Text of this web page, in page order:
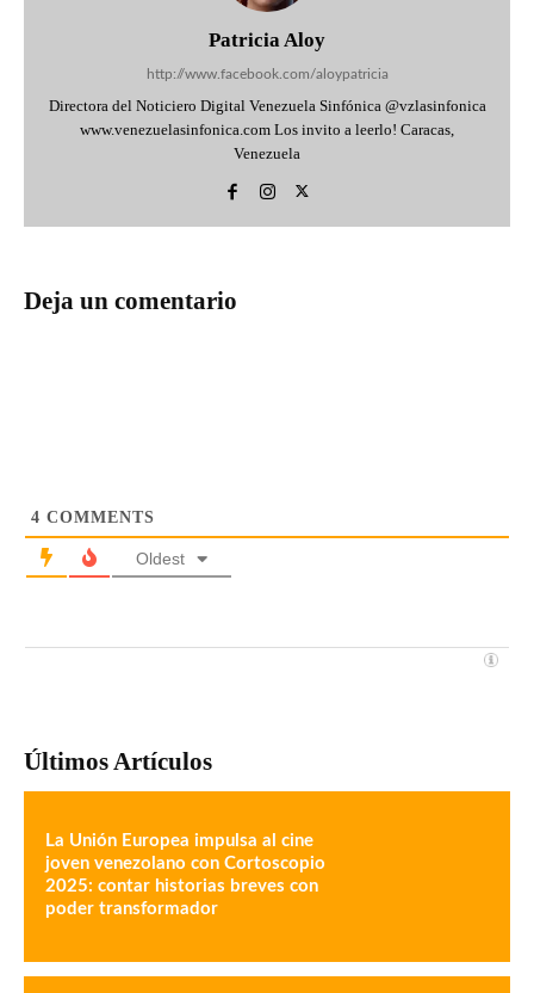
Patricia Aloy
http://www.facebook.com/aloypatricia
Directora del Noticiero Digital Venezuela Sinfónica @vzlasinfonica
www.venezuelasinfonica.com Los invito a leerlo! Caracas,
Venezuela
Deja un comentario
4 COMMENTS
Oldest
Últimos Artículos
La Unión Europea impulsa al cine
joven venezolano con Cortoscopio
2025: contar historias breves con
poder transformador